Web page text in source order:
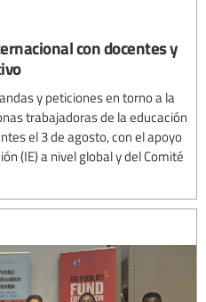
con docentes y
y peticiones en torno a la
trabajadoras de la educación
el 3 de agosto, con el apoyo
(IE) a nivel global y del Comité